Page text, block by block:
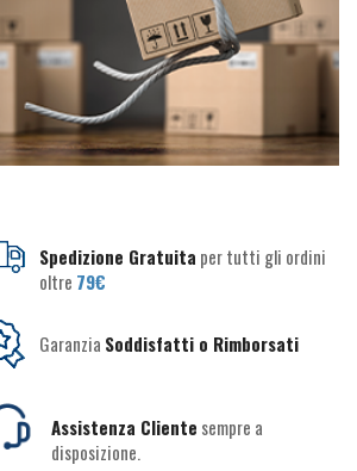
Spedizione Gratuita per tutti gli ordini
oltre 79€
Garanzia Soddisfatti o Rimborsati
Assistenza Cliente sempre a
disposizione.